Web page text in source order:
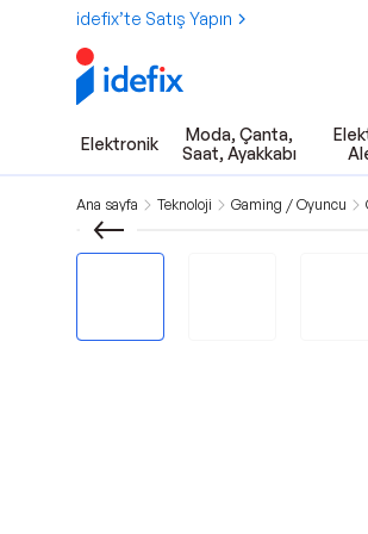
idefix’te Satış Yapın
Elektronik
Moda, Çanta,
Saat, Ayakkabı
Ana sayfa Teknoloji Gaming / Oyuncu